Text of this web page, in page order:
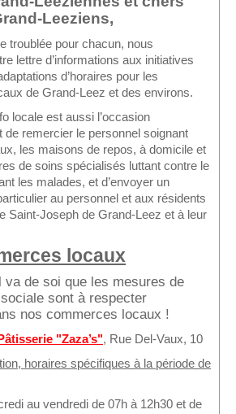
à l'Espace Grand-Leez
location
chaussée (Photos)
(Photos)
(Photos)
à notre Lettre d'information
Leeziens,
troublée pour chacun, nous
lettre d’informations aux initiatives
d’horaires pour les
de Grand-Leez et des environs.
locale est aussi l’occasion
de remercier le personnel soignant
les maisons de repos, à domicile et
de soins spécialisés luttant contre le
les malades, et d’envoyer un
au personnel et aux résidents
Saint-Joseph de Grand-Leez et à leur
locaux
va de soi que les mesures de
sont à respecter
nos commerces locaux !
sserie "Zaza’s", Rue Del-Vaux, 10
horaires spécifiques à la période de
au vendredi de 07h à 12h30 et de